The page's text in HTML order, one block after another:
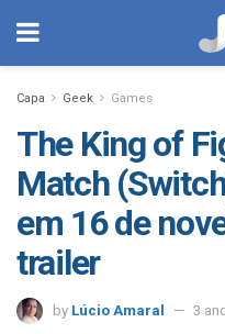
Capa Geek Games
The King of
Match
em 16 de
trailer
by Lúcio Amaral 3